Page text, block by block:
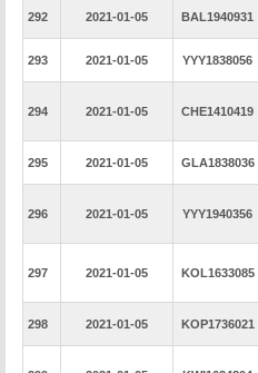
292 2021-01-05 BAL1940931
293 2021-01-05 YYY1838056
294 2021-01-05 CHE1410419
295 2021-01-05 GLA1838036
296 2021-01-05 YYY1940356
297 2021-01-05 KOL1633085
298 2021-01-05 KOP1736021